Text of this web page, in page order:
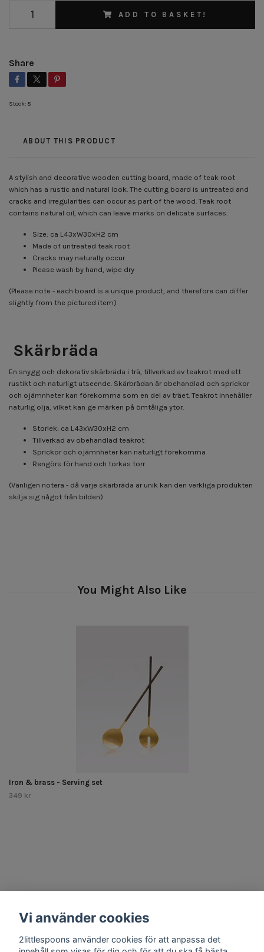
ADD TO BASKET!
Share
Stock: 8
ABOUT THIS PRODUCT
A stylish and decorative wooden cutting board, made of teak root
which has a rustic and natural look. The cutting board is untreated and
cracks and irregularities can occur as part of the wood. Teak root
contains natural oil, which can leave marks on delicate surfaces.
Size: ca L43xW30xH2 cm
Made of untreated teak root
Cracks may naturally occur
Please wash by hand, wipe dry
(Please note - each board is a unique product, and therefore can differ
slightly from the pictured item)
Skärbräda
En snygg och dekorativ skärbräda i trä, tillverkad av teakrot med ett
rustikt och naturligt utseende. Skärbrädan är obehandlad och sprickor
och ojämnheter kan förekomma som en del av träet. Teakrot innehåller
naturlig olja, vilket kan ge märken på ömtåliga ytor.
Storlek: ca L43xW30xH2 cm
Tillverkad av obehandlad teakrot
Sprickor och ojämnheter kan naturligt förekomma
Rengörs för hand och torkas torr
(Vänligen notera - då varje skärbräda är unik kan den verkliga produkten
skilja sig något från bilden)
Iron & brass - Serving set
349 kr
Social Media
Vi använder cookies
2littlespoons använder cookies för att anpassa det